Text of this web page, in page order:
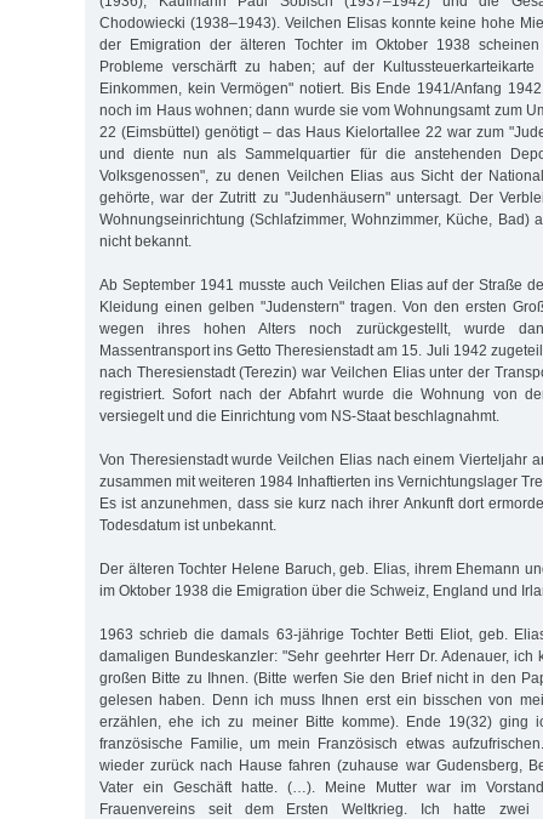
Chodowiecki (1938–1943). Veilchen Elisas konnte keine hohe
der Emigration der älteren Tochter im Oktober 1938
Probleme verschärft zu haben; auf der
Einkommen, kein Vermögen" notiert. Bis Ende 1941/Anfang
noch im Haus wohnen; dann wurde sie vom Wohnungsamt zum
22 (Eimsbüttel) genötigt – das Haus Kielortallee 22 war zum
und diente nun als Sammelquartier für die anstehenden
Volksgenossen", zu denen Veilchen Elias aus Sicht der
gehörte, war der Zutritt zu "Judenhäusern" untersagt. Der
Wohnungseinrichtung (Schlafzimmer, Wohnzimmer, Küche, Bad)
nicht bekannt.
Ab September 1941 musste auch Veilchen Elias auf der Straße
Kleidung einen gelben "Judenstern" tragen. Von den ersten
wegen ihres hohen Alters noch zurückgestellt, wurde
Massentransport ins Getto Theresienstadt am 15. Juli 1942
nach Theresienstadt (Terezin) war Veilchen Elias unter der
registriert. Sofort nach der Abfahrt wurde die Wohnung von
versiegelt und die Einrichtung vom NS-Staat beschlagnahmt.
Von Theresienstadt wurde Veilchen Elias nach einem Vierteljahr
zusammen mit weiteren 1984 Inhaftierten ins Vernichtungslager
Es ist anzunehmen, dass sie kurz nach ihrer Ankunft dort
Todesdatum ist unbekannt.
Der älteren Tochter Helene Baruch, geb. Elias, ihrem Ehemann
im Oktober 1938 die Emigration über die Schweiz, England und
1963 schrieb die damals 63-jährige Tochter Betti Eliot, geb.
damaligen Bundeskanzler: "Sehr geehrter Herr Dr. Adenauer, ich
großen Bitte zu Ihnen. (Bitte werfen Sie den Brief nicht in den
gelesen haben. Denn ich muss Ihnen erst ein bisschen von
erzählen, ehe ich zu meiner Bitte komme). Ende 19(32) ging
französische Familie, um mein Französisch etwas
wieder zurück nach Hause fahren (zuhause war Gudensberg,
Vater ein Geschäft hatte. (…). Meine Mutter war im
Frauenvereins seit dem Ersten Weltkrieg. Ich hatte